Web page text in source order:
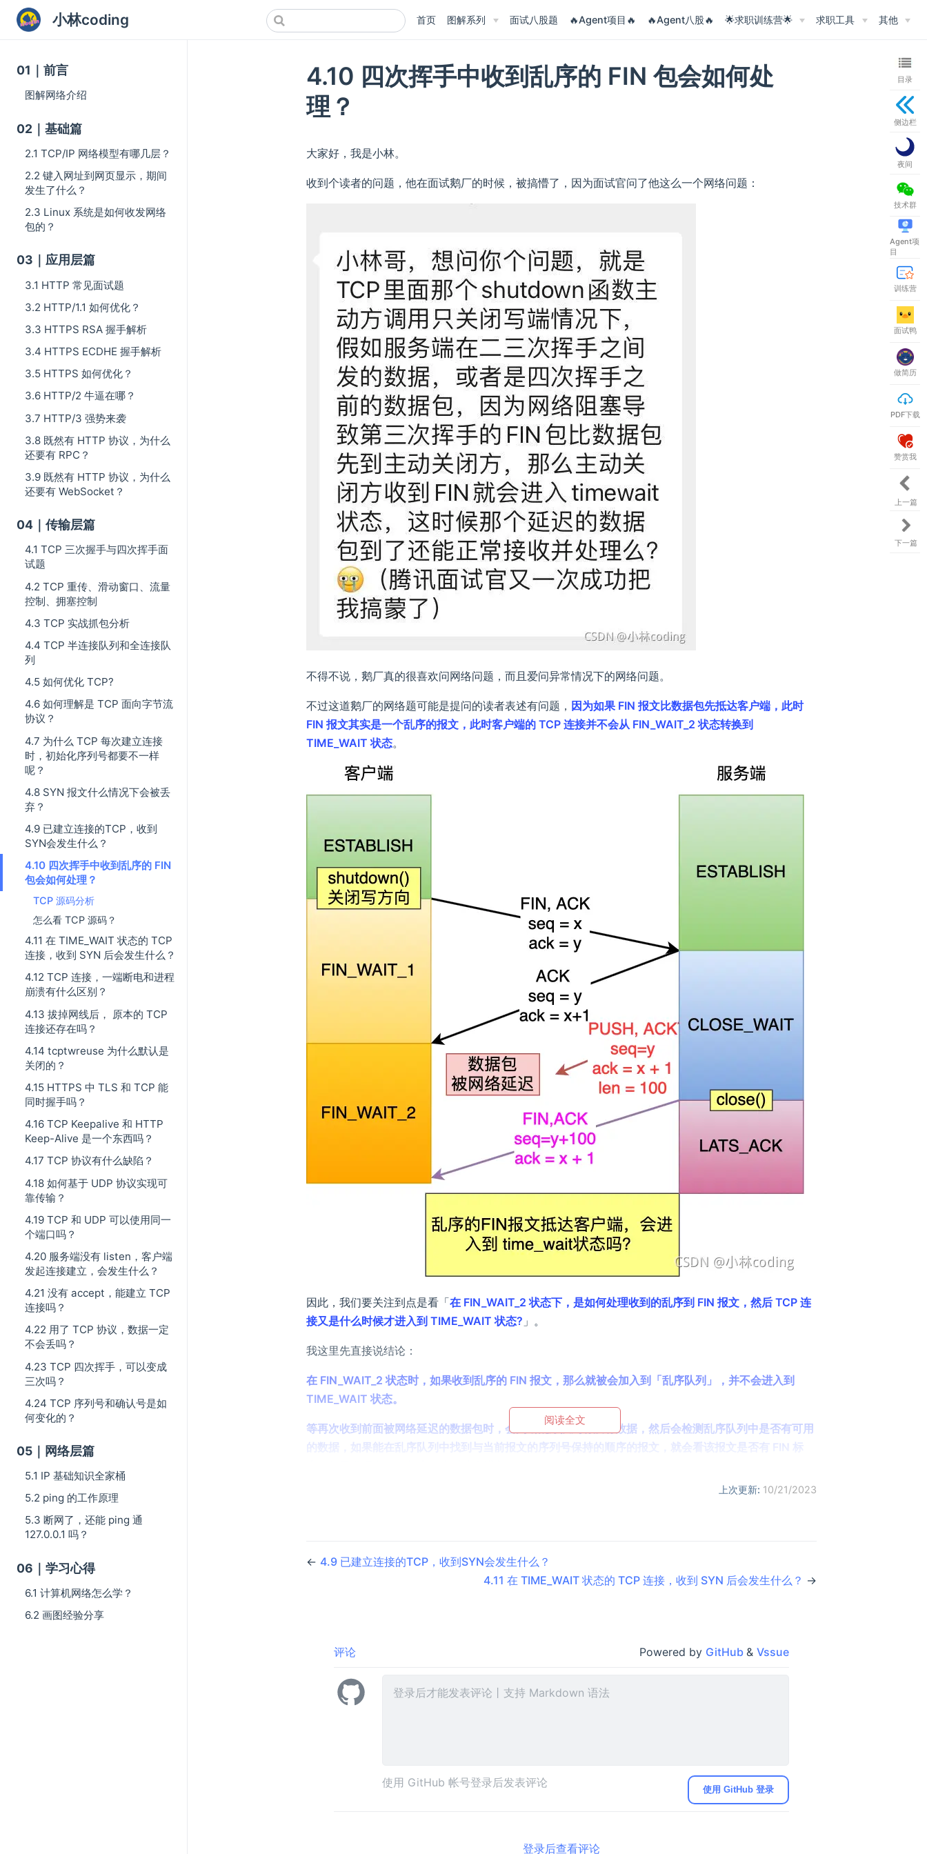
小林coding 首页 图解系列 面试八股题 🔥Agent项目🔥 🔥Agent八股🔥 🌟求职训练营🌟 求职工具 其他
01｜前言
图解网络介绍
02｜基础篇
2.1 TCP/IP 网络模型有哪几层？
2.2 键入网址到网页显示，期间
发生了什么？
2.3 Linux 系统是如何收发网络
包的？
03｜应用层篇
3.1 HTTP 常见面试题
3.2 HTTP/1.1 如何优化？
3.3 HTTPS RSA 握手解析
3.4 HTTPS ECDHE 握手解析
3.5 HTTPS 如何优化？
3.6 HTTP/2 牛逼在哪？
3.7 HTTP/3 强势来袭
3.8 既然有 HTTP 协议，为什么
还要有 RPC？
3.9 既然有 HTTP 协议，为什么
还要有 WebSocket？
04｜传输层篇
4.1 TCP 三次握手与四次挥手面
试题
4.2 TCP 重传、滑动窗口、流量
控制、拥塞控制
4.3 TCP 实战抓包分析
4.4 TCP 半连接队列和全连接队
列
4.5 如何优化 TCP?
4.6 如何理解是 TCP 面向字节流
协议？
4.7 为什么 TCP 每次建立连接
时，初始化序列号都要不一样
呢？
4.8 SYN 报文什么情况下会被丢
弃？
4.9 已建立连接的TCP，收到
SYN会发生什么？
4.10 四次挥手中收到乱序的 FIN
包会如何处理？
TCP 源码分析
怎么看 TCP 源码？
4.11 在 TIME_WAIT 状态的 TCP
连接，收到 SYN 后会发生什么？
4.12 TCP 连接，一端断电和进程
崩溃有什么区别？
4.13 拔掉网线后， 原本的 TCP
连接还存在吗？
4.14 tcptwreuse 为什么默认是
关闭的？
4.15 HTTPS 中 TLS 和 TCP 能
同时握手吗？
4.16 TCP Keepalive 和 HTTP
Keep-Alive 是一个东西吗？
4.17 TCP 协议有什么缺陷？
4.18 如何基于 UDP 协议实现可
靠传输？
4.19 TCP 和 UDP 可以使用同一
个端口吗？
4.20 服务端没有 listen，客户端
发起连接建立，会发生什么？
4.21 没有 accept，能建立 TCP
连接吗？
4.22 用了 TCP 协议，数据一定
不会丢吗？
4.23 TCP 四次挥手，可以变成
三次吗？
4.24 TCP 序列号和确认号是如
何变化的？
05｜网络层篇
5.1 IP 基础知识全家桶
5.2 ping 的工作原理
5.3 断网了，还能 ping 通
127.0.0.1 吗？
06｜学习心得
6.1 计算机网络怎么学？
6.2 画图经验分享
4.10 四次挥手中收到乱序的 FIN 包会如何处
理？
大家好，我是小林。
收到个读者的问题，他在面试鹅厂的时候，被搞懵了，因为面试官问了他这么一个网络问题：
不得不说，鹅厂真的很喜欢问网络问题，而且爱问异常情况下的网络问题。
不过这道鹅厂的网络题可能是提问的读者表述有问题， 因为如果 FIN 报文比数据包先抵达客户端，此时
FIN 报文其实是一个乱序的报文，此时客户端的 TCP 连接并不会从 FIN_WAIT_2 状态转换到
TIME_WAIT 状态。
因此，我们要关注到点是看「在 FIN_WAIT_2 状态下，是如何处理收到的乱序到 FIN 报文，然后 TCP 连
接又是什么时候才进入到 TIME_WAIT 状态? 」。
我这里先直接说结论：
在 FIN_WAIT_2 状态时，如果收到乱序的 FIN 报文，那么就被会加入到「乱序队列」，并不会进入到
TIME_WAIT 状态。
等再次收到前面被网络延迟的数据包时，会判断乱序队列有没有数据，然后会检测乱序队列中是否有可用
的数据，如果能在乱序队列中找到与当前报文的序列号保持的顺序的报文，就会看该报文是否有 FIN 标
阅读全文
上次更新: 10/21/2023
← 4.9 已建立连接的TCP，收到SYN会发生什么？
4.11 在 TIME_WAIT 状态的 TCP 连接，收到 SYN 后会发生什么？ →
评论 Powered by GitHub & Vssue
使用 GitHub 帐号登录后发表评论
使用 GitHub 登录
登录后查看评论
目录
侧边栏
夜间
技术群
Agent项
目
训练营
面试鸭
做简历
PDF下载
赞赏我
上一篇
下一篇